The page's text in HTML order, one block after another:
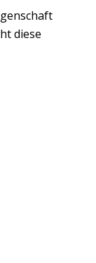
diese